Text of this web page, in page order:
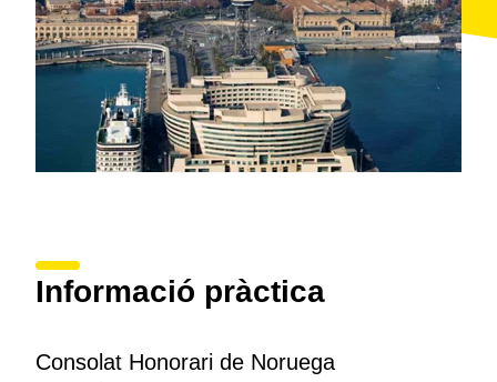
Informació pràctica
Consolat Honorari de Noruega